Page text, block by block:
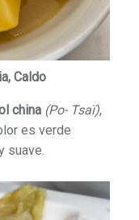
Caldo
china (Po- Tsaï),
es verde
suave.